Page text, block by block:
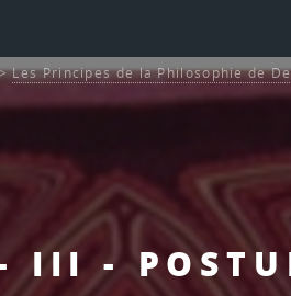
III -
Les Principes de la Philosophie de